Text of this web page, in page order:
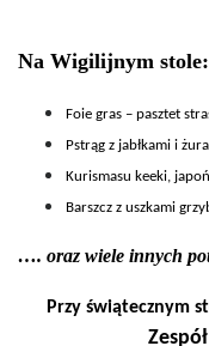
Na Wigilijnym stole:
Foie gras – pasztet
Pstrąg z jabłkami i
Kurismasu keeki,
Barszcz z uszkami
…. oraz wiele innych
Przy świątecznym